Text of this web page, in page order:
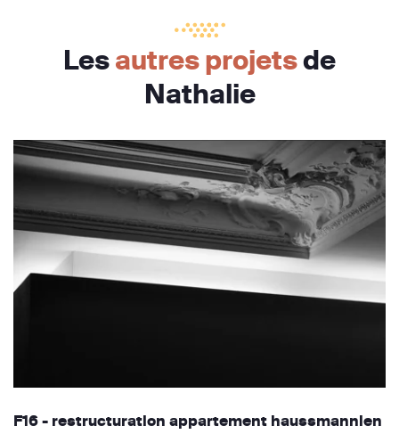
Lesautres projetsde
Nathalie
F16 - restructuration appartement haussmannien